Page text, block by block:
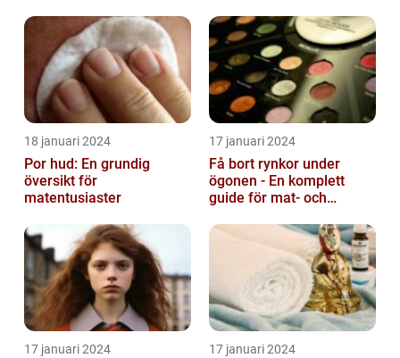
18 januari 2024
Por hud: En grundig
översikt för
matentusiaster
17 januari 2024
Få bort rynkor under
ögonen - En komplett
guide för mat- och
17 januari 2024 17 januari 2024